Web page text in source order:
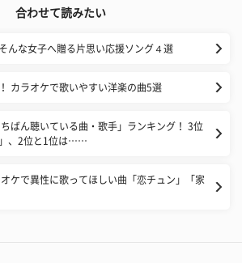
合わせて読みたい
んな女子へ贈る片思い応援ソング４選
カラオケで歌いやすい洋楽の曲5選
ばん聴いている曲・歌手」ランキング！ 3位
」、2位と1位は……
ケで異性に歌ってほしい曲「恋チュン」「家